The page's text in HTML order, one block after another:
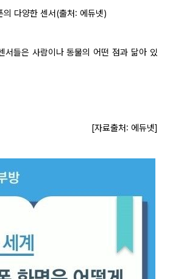
다양한 센서(출처: 에듀넷)
서들은 사람이나 동물의 어떤 점과 닮아 있
[자료출처: 에듀넷]